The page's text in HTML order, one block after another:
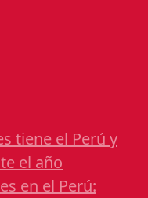
tiene el Perú y
el año
en el Perú: